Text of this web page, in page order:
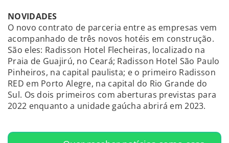
NOVIDADES
O novo contrato de parceria entre as empresas vem
acompanhado de três novos hotéis em construção.
São eles: Radisson Hotel Flecheiras, localizado na
Praia de Guajirú, no Ceará; Radisson Hotel São Paulo
Pinheiros, na capital paulista; e o primeiro Radisson
RED em Porto Alegre, na capital do Rio Grande do
Sul. Os dois primeiros com aberturas previstas para
2022 enquanto a unidade gaúcha abrirá em 2023.